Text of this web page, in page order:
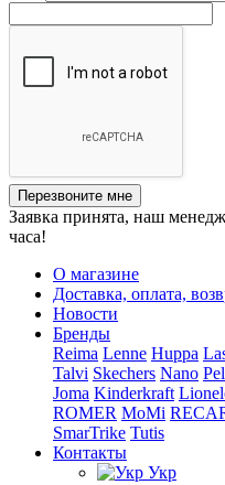
Перезвоните мне
Заявка принята, наш
часа!
О магазине
Доставка, оплата,
Новости
Бренды
Reima Lenne Huppa
Talvi Skechers Nano
Joma Kinderkraft
ROMER MoMi
SmarTrike Tutis
Контакты
Укр